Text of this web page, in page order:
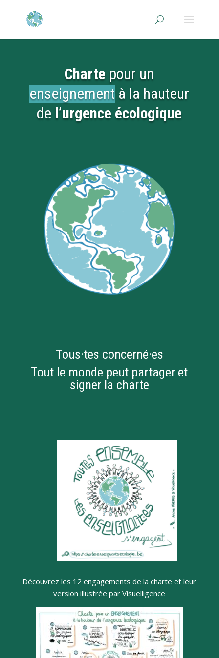
Charte pour un
enseignement à la hauteur
de l’urgence écologique
Tous·tes concerné·es
Tout le monde peut partager et
signer la charte
Découvrez les 12 engagements de la charte et leur
version illustrée par Visuelligence